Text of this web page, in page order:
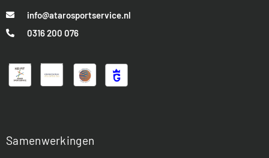
info@atarosportservice.nl
0316 200 076
Samenwerkingen